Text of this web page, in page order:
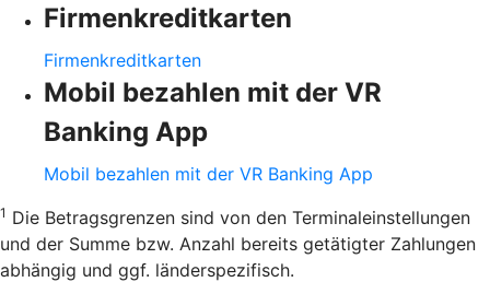
Firmenkreditkarten
Firmenkreditkarten
Mobil bezahlen mit der VR
Banking App
Mobil bezahlen mit der VR Banking App
1 Die Betragsgrenzen sind von den Terminaleinstellungen
und der Summe bzw. Anzahl bereits getätigter Zahlungen
abhängig und ggf. länderspezifisch.